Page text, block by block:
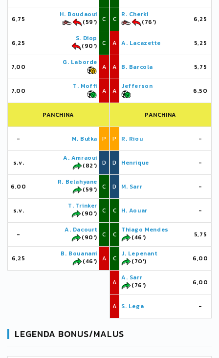
6,75
H. Boudaoui
(59')
C
6,25
S. Diop
(90')
C
7,00
G. Laborde
A
7,00
T. Moffi
A
PANCHINA
- M. Bułka P
s.v.
A. Amraoui
(82')
D
6,00
R. Belahyane
(59')
C
s.v.
T. Trinker
(90')
C
-
A. Dacourt
(90')
C
6,25
B. Bouanani
(46')
A
C
R. Cherki
(76')
6,25
A A. Lacazette 5,25
A B. Barcola 5,75
A
Jefferson
6,50
PANCHINA
P R. Riou -
D Henrique -
D M. Sarr -
C H. Aouar -
C
Thiago Mendes
(46')
5,75
C
J. Lepenant
(70')
6,00
A
A. Sarr
(76')
6,00
A S. Lega -
LEGENDA BONUS/MALUS